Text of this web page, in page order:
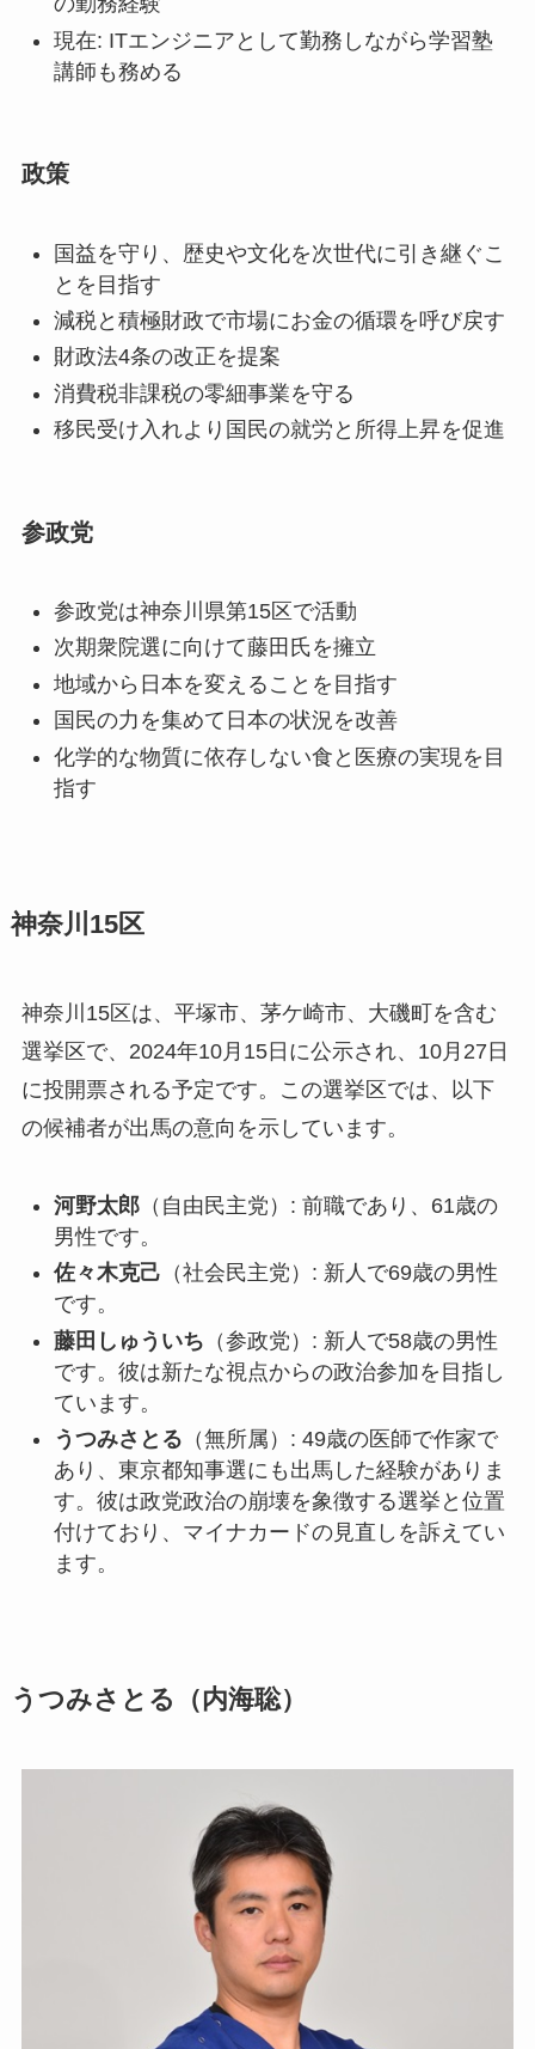
現在: ITエンジニアとして勤務しながら学習塾
講師も務める
政策
国益を守り、歴史や文化を次世代に引き継ぐこ
とを目指す
減税と積極財政で市場にお金の循環を呼び戻す
財政法4条の改正を提案
消費税非課税の零細事業を守る
移民受け入れより国民の就労と所得上昇を促進
参政党
参政党は神奈川県第15区で活動
次期衆院選に向けて藤田氏を擁立
地域から日本を変えることを目指す
国民の力を集めて日本の状況を改善
化学的な物質に依存しない食と医療の実現を目
指す
神奈川15区
神奈川15区は、平塚市、茅ケ崎市、大磯町を含む
選挙区で、2024年10月15日に公示され、10月27日
に投開票される予定です。この選挙区では、以下
の候補者が出馬の意向を示しています。
河野太郎（自由民主党）: 前職であり、61歳の
男性です。
佐々木克己 （社会民主党）: 新人で69歳の男性
です。
藤田しゅういち （参政党）: 新人で58歳の男性
です。彼は新たな視点からの政治参加を目指し
ています。
うつみさとる （無所属）: 49歳の医師で作家で
あり、東京都知事選にも出馬した経験がありま
す。彼は政党政治の崩壊を象徴する選挙と位置
付けており、マイナカードの見直しを訴えてい
ます。
うつみさとる（内海聡）